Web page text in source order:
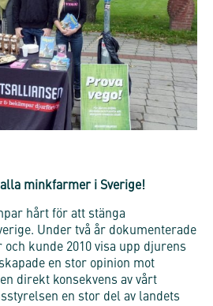
minkfarmer i Sverige!
hårt för att stänga
Under två år dokumenterade
kunde 2010 visa upp djurens
en stor opinion mot
direkt konsekvens av vårt
en stor del av landets